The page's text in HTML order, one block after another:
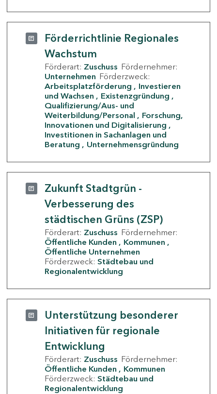
Förderrichtlinie Regionales
Wachstum
Förderart: Zuschuss Fördernehmer:
Unternehmen Förderzweck:
Arbeitsplatzförderung
Investieren
und Wachsen
Existenzgründung
Qualifizierung/Aus- und
Weiterbildung/Personal
Forschung,
Innovationen und Digitalisierung
Investitionen in Sachanlagen und
Beratung
Unternehmensgründung
Zukunft Stadtgrün -
Verbesserung des
städtischen Grüns (ZSP)
Förderart: Zuschuss Fördernehmer:
Öffentliche Kunden
Kommunen
Öffentliche Unternehmen
Förderzweck: Städtebau und
Regionalentwicklung
Unterstützung besonderer
Initiativen für regionale
Entwicklung
Förderart: Zuschuss Fördernehmer:
Öffentliche Kunden
Kommunen
Förderzweck: Städtebau und
Regionalentwicklung